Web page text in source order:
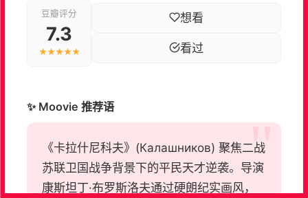
豆瓣评分
7.3
★★★★★
想看
看过
✨ Moovie 推荐语
《卡拉什尼科夫》(Калашников) 聚焦二战
苏联卫国战争背景下的平民天才逆袭。导演
康斯坦丁·布罗斯洛夫通过硬朗纪实画风，